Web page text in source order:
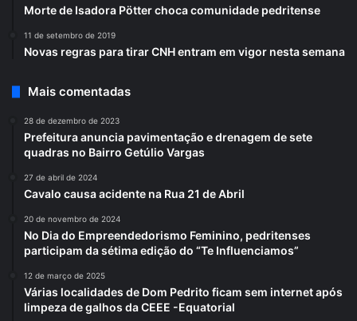
Morte de Isadora Pötter choca comunidade pedritense
11 de setembro de 2019
Novas regras para tirar CNH entram em vigor nesta semana
Mais comentadas
28 de dezembro de 2023
Prefeitura anuncia pavimentação e drenagem de sete
quadras no Bairro Getúlio Vargas
27 de abril de 2024
Cavalo causa acidente na Rua 21 de Abril
20 de novembro de 2024
No Dia do Empreendedorismo Feminino, pedritenses
participam da sétima edição do “Te Influenciamos”
12 de março de 2025
Várias localidades de Dom Pedrito ficam sem internet após
limpeza de galhos da CEEE -Equatorial